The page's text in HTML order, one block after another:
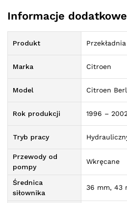
Informacje dodatkowe
Produkt
Marka Citroen
Model Citroen
Rok produkcji 1996 –
Tryb pracy
Przewody od
pompy
Wkręcane
Średnica
siłownika
36 mm, 43